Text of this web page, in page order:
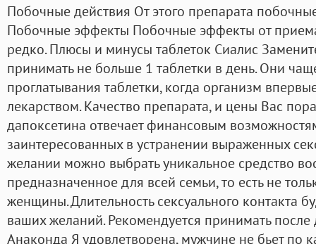
Побочные действия От этого препарата
Побочные эффекты Побочные эффекты от
редко. Плюсы и минусы таблеток Сиалис
принимать не больше 1 таблетки в день. Они
проглатывания таблетки, когда организм
лекарством. Качество препарата, и цены Вас
дапоксетина отвечает финансовым
заинтересованных в устранении выраженных
желании можно выбрать уникальное средство
предназначенное для всей семьи, то есть не
женщины. Длительность сексуального контакта
ваших желаний. Рекомендуется принимать после
Анаконда Я удовлетворена, мужчине не бьет по